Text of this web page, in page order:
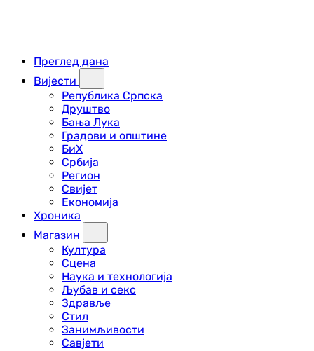
Преглед дана
Вијести
Република Српска
Друштво
Бања Лука
Градови и општине
БиХ
Србија
Регион
Свијет
Економија
Хроника
Магазин
Култура
Сцена
Наука и технологија
Љубав и секс
Здравље
Стил
Занимљивости
Савјети